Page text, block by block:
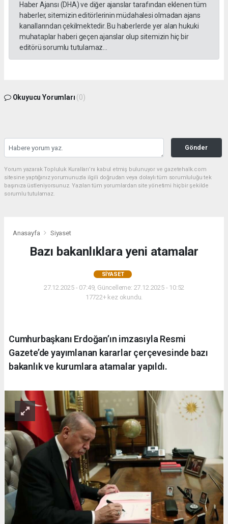
Haber Ajansı (DHA) ve diğer ajanslar tarafından eklenen tüm
haberler, sitemizin editörlerinin müdahalesi olmadan ajans
kanallarından çekilmektedir. Bu haberlerde yer alan hukuki
muhataplar haberi geçen ajanslar olup sitemizin hiç bir
editörü sorumlu tutulamaz...
Okuyucu Yorumları (0)
Gönder
Yorum yazarak Topluluk Kuralları’nı kabul etmiş bulunuyor ve gazetehalk.com
sitesine yaptığınız yorumunuzla ilgili doğrudan veya dolaylı tüm sorumluluğu tek
başınıza üstleniyorsunuz. Yazılan tüm yorumlardan site yönetimi hiçbir şekilde
sorumlu tutulamaz.
Anasayfa Siyaset
Bazı bakanlıklara yeni atamalar
SIYASET
27.12.2025 - 07:49, Güncelleme: 27.12.2025 - 10:52
17722+ kez okundu.
Cumhurbaşkanı Erdoğan’ın imzasıyla Resmi
Gazete’de yayımlanan kararlar çerçevesinde bazı
bakanlık ve kurumlara atamalar yapıldı.